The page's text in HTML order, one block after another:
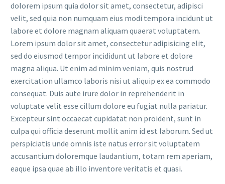
dolorem ipsum quia dolor sit amet, consectetur, adipisci
velit, sed quia non numquam eius modi tempora incidunt ut
labore et dolore magnam aliquam quaerat voluptatem.
Lorem ipsum dolor sit amet, consectetur adipisicing elit,
sed do eiusmod tempor incididunt ut labore et dolore
magna aliqua. Ut enim ad minim veniam, quis nostrud
exercitation ullamco laboris nisi ut aliquip ex ea commodo
consequat. Duis aute irure dolor in reprehenderit in
voluptate velit esse cillum dolore eu fugiat nulla pariatur.
Excepteur sint occaecat cupidatat non proident, sunt in
culpa qui officia deserunt mollit anim id est laborum. Sed ut
perspiciatis unde omnis iste natus error sit voluptatem
accusantium doloremque laudantium, totam rem aperiam,
eaque ipsa quae ab illo inventore veritatis et quasi.